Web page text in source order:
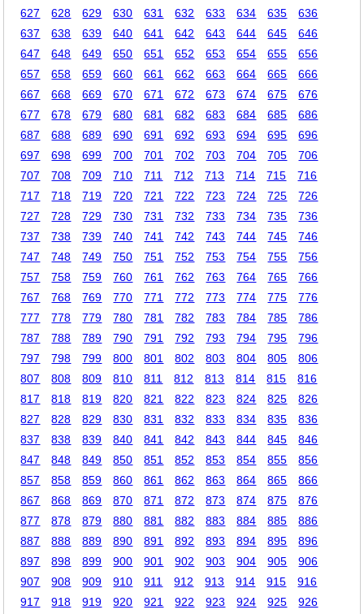
627
628 629 630 631 632 633 634 635
636
637
638 639 640 641 642 643 644 645
646
647
648 649 650 651 652 653 654 655
656
657
658 659 660 661 662 663 664 665
666
667
668 669 670 671 672 673 674 675
676
677
678 679 680 681 682 683 684 685
686
687
688 689 690 691 692 693 694 695
696
697
698 699 700 701 702 703 704 705
706
707
708 709 710 711 712 713 714 715
716
717
718 719 720 721 722 723 724 725
726
727
728 729 730 731 732 733 734 735
736
737
738 739 740 741 742 743 744 745
746
747
748 749 750 751 752 753 754 755
756
757
758 759 760 761 762 763 764 765
766
767
768 769 770 771 772 773 774 775
776
777
778 779 780 781 782 783 784 785
786
787
788 789 790 791 792 793 794 795
796
797
798 799 800 801 802 803 804 805
806
807
808 809 810 811 812 813 814 815
816
817
818 819 820 821 822 823 824 825
826
827
828 829 830 831 832 833 834 835
836
837
838 839 840 841 842 843 844 845
846
847
848 849 850 851 852 853 854 855
856
857
858 859 860 861 862 863 864 865
866
867
868 869 870 871 872 873 874 875
876
877
878 879 880 881 882 883 884 885
886
887
888 889 890 891 892 893 894 895
896
897
898 899 900 901 902 903 904 905
906
907
908 909 910 911 912 913 914 915
916
917
918 919 920 921 922 923 924 925
926